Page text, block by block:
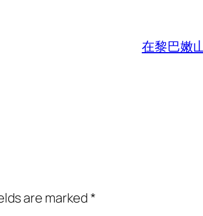
在黎巴嫩
are marked*